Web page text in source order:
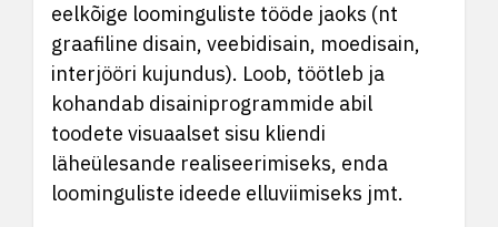
eelkõige loominguliste tööde jaoks (nt
graafiline disain, veebidisain, moedisain,
interjööri kujundus). Loob, töötleb ja
kohandab disainiprogrammide abil
toodete visuaalset sisu kliendi
läheülesande realiseerimiseks, enda
loominguliste ideede elluviimiseks jmt.